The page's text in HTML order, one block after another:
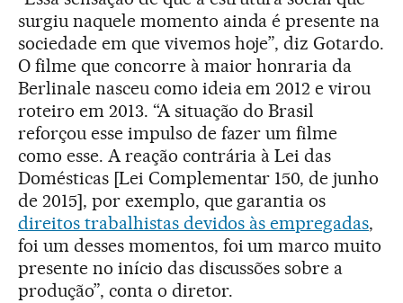
surgiu naquele momento ainda é presente na
sociedade em que vivemos hoje”, diz Gotardo.
O filme que concorre à maior honraria da
Berlinale nasceu como ideia em 2012 e virou
roteiro em 2013. “A situação do Brasil
reforçou esse impulso de fazer um filme
como esse. A reação contrária à Lei das
Domésticas [Lei Complementar 150, de junho
de 2015], por exemplo, que garantia os
direitos trabalhistas devidos às empregadas,
foi um desses momentos, foi um marco muito
presente no início das discussões sobre a
produção”, conta o diretor.